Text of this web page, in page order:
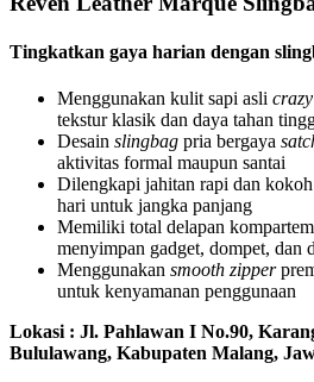
Tingkatkan gaya harian dengan
Menggunakan kulit sapi asli
tekstur klasik dan daya tahan
Desain slingbag pria bergaya
aktivitas formal maupun santai
Dilengkapi jahitan rapi dan
hari untuk jangka panjang
Memiliki total delapan
menyimpan gadget, dompet, dan
Menggunakan smooth zipper
untuk kenyamanan penggunaan
Lokasi : Jl. Pahlawan I No.90,
Bululawang, Kabupaten Malang,